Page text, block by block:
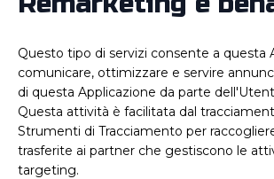
Questo tipo di servizi consente a questa
comunicare, ottimizzare e servire
di questa Applicazione da parte
Questa attività è facilitata dal
Strumenti di Tracciamento per
trasferite ai partner che gestiscono le
targeting.